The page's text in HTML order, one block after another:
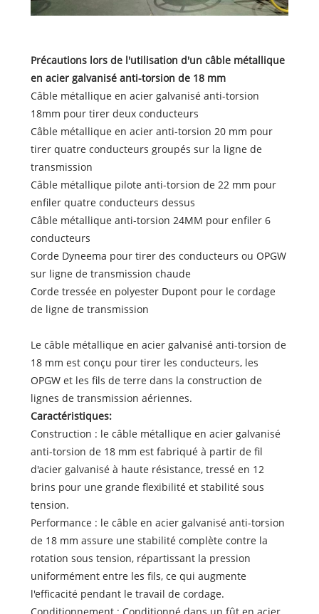
Précautions lors de l'utilisation d'un câble métallique
en acier galvanisé anti-torsion de 18 mm
Câble métallique en acier galvanisé anti-torsion
18mm pour tirer deux conducteurs
Câble métallique en acier anti-torsion 20 mm pour
tirer quatre conducteurs groupés sur la ligne de
transmission
Câble métallique pilote anti-torsion de 22 mm pour
enfiler quatre conducteurs dessus
Câble métallique anti-torsion 24MM pour enfiler 6
conducteurs
Corde Dyneema pour tirer des conducteurs ou OPGW
sur ligne de transmission chaude
Corde tressée en polyester Dupont pour le cordage
de ligne de transmission
Le câble métallique en acier galvanisé anti-torsion de
18 mm est conçu pour tirer les conducteurs, les
OPGW et les fils de terre dans la construction de
lignes de transmission aériennes.
Caractéristiques:
Construction : le câble métallique en acier galvanisé
anti-torsion de 18 mm est fabriqué à partir de fil
d'acier galvanisé à haute résistance, tressé en 12
brins pour une grande flexibilité et stabilité sous
tension.
Performance : le câble en acier galvanisé anti-torsion
de 18 mm assure une stabilité complète contre la
rotation sous tension, répartissant la pression
uniformément entre les fils, ce qui augmente
l'efficacité pendant le travail de cordage.